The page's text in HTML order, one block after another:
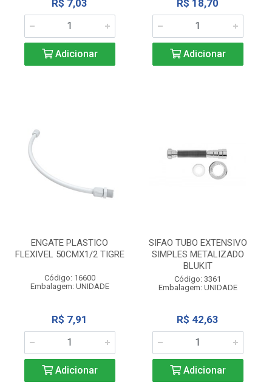
R$ 7,03
Adicionar
R$ 18,70
Adicionar
ENGATE PLASTICO
FLEXIVEL 50CMX1/2 TIGRE
Código: 16600
Embalagem: UNIDADE
R$ 7,91
Adicionar
SIFAO TUBO EXTENSIVO
SIMPLES METALIZADO
BLUKIT
Código: 3361
Embalagem: UNIDADE
R$ 42,63
Adicionar